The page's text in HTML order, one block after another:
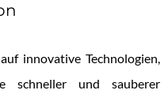
innovative Technologien,
schneller und sauberer